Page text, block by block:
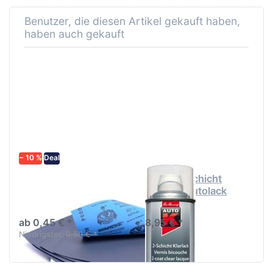
Benutzer, die diesen Artikel gekauft haben,
haben auch gekauft
− 10 % Deal
diversen Körnungen
ab 0,45 € *
Niedrigster: 0,50 € *
AutoK 2 Schicht
Klarlack Autolack
400ml
8,95 € *